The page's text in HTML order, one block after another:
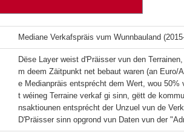
Mediane Verkafspräis vum Wunnbauland
Dëse Layer weist d'Präisser vun den
m deem Zäitpunkt net bebaut waren (an
e Medianpräis entsprécht dem Wert, wou 50%
t wéineg Terraine verkaf gi sinn, gëtt de
nsaktiounen entsprécht der Unzuel vun de
D'Präisser sinn opgrond vun Daten vun der